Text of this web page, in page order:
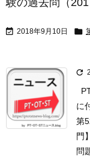
験の過去問（
 2018年9月10日 

に
第
門
問